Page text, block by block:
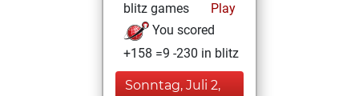
blitz games
Play
You scored
+158 =9 -230 in blitz
Sonntag, Juli 2,